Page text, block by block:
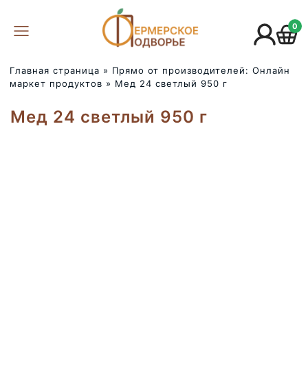
0
Главная страница » Прямо от производителей: Онлайн
маркет продуктов » Мед 24 светлый 950 г
Мед 24 светлый 950 г